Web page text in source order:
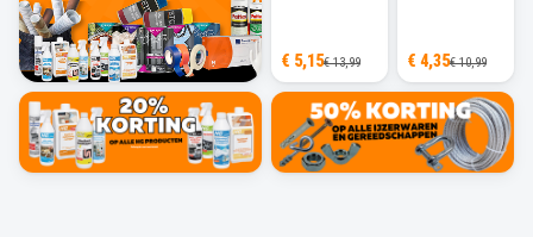
€ 5,15€ 13,99 € 4,35€ 10,99